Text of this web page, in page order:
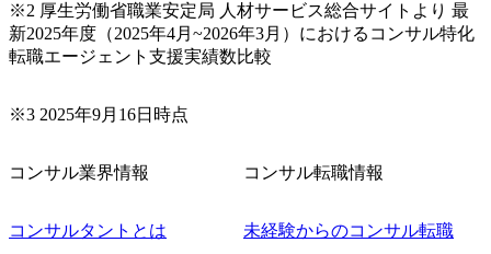
定 ・全社デジタルトランスフォーメーション企画構想 ・業
務/組織/システムの現状分析/RPA選定/導入/実装 ・プライベ
ート/パブリッククラウド導入 ・AI活用による業務効率化/
企画 ・Disruptive Technologyを活用した新規事業の立案/推
上げていきたい ・サービスやソリューションに捉われず、
でのプロジェクトに参画し、自身のスキルアップを図りた
※2 厚生労働省職業安定局 人材サービス総合サイトより 最
新2025年度（2025年4月~2026年3月）におけるコンサル特化
転職エージェント支援実績数比較
※3 2025年9月16日時点
コンサル業界情報
コンサルタントとは
コンサル転職情報
未経験からのコンサル転職